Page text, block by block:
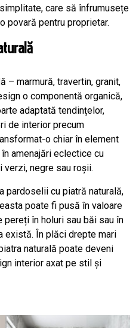
care să înfrumusețe
povară pentru proprietar.
– marmură, travertin, granit,
o componentă organică,
adaptată tendințelor,
de interior precum
o chiar în element
amenajări eclectice cu
verzi, negre sau roșii.
pardoselii cu piatră naturală,
poate fi pusă în valoare
în holuri sau băi sau în
există. În plăci drepte mari
naturală poate deveni
interior axat pe stil și